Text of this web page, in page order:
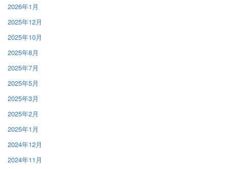
2026年1月
2025年12月
2025年10月
2025年8月
2025年7月
2025年5月
2025年3月
2025年2月
2025年1月
2024年12月
2024年11月